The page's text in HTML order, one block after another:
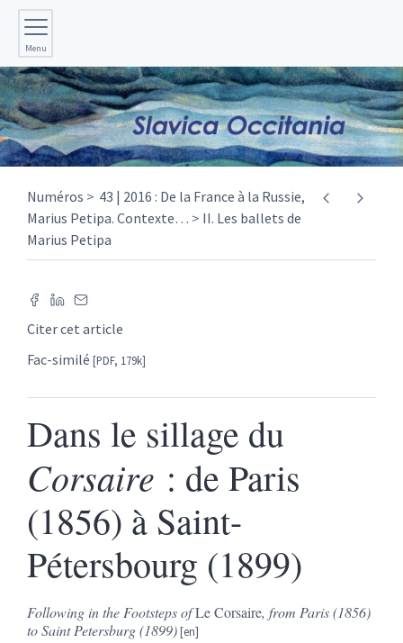
Menu
Numéros
43 | 2016 : De la France à la Russie,
Marius Petipa. Contexte…
II. Les ballets de
Marius Petipa
Citer cet article
Fac-similé [PDF, 179k]
Dans le sillage du
Corsaire : de Paris
(1856) à Saint-
Pétersbourg (1899)
Following in the Footsteps ofLe Corsaire, from Paris (1856)
to Saint Petersburg (1899)